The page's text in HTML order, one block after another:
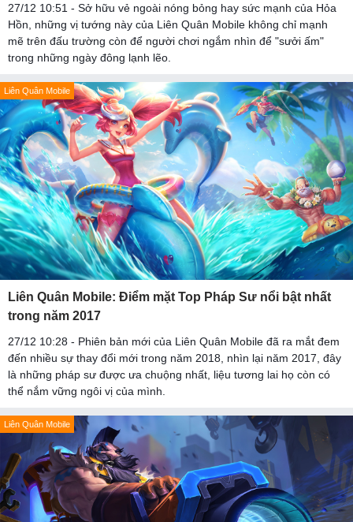
27/12 10:51 - Sở hữu vẻ ngoài nóng bỏng hay sức mạnh của Hỏa
Hồn, những vị tướng này của Liên Quân Mobile không chỉ mạnh
mẽ trên đấu trường còn để người chơi ngắm nhìn để "sưởi ấm"
trong những ngày đông lạnh lẽo.
Liên Quân Mobile
Liên Quân Mobile: Điểm mặt Top Pháp Sư nổi bật nhất
trong năm 2017
27/12 10:28 - Phiên bản mới của Liên Quân Mobile đã ra mắt đem
đến nhiều sự thay đổi mới trong năm 2018, nhìn lại năm 2017, đây
là những pháp sư được ưa chuộng nhất, liệu tương lai họ còn có
thể nắm vững ngôi vị của mình.
Liên Quân Mobile